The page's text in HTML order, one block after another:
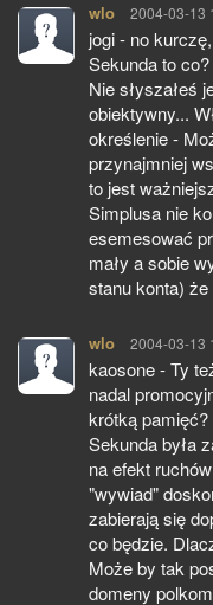
wlo pisze:
2004-03-13
jogi - no
Sekunda to
Nie słyszałeś
obiektywny...
określenie -
przynajmniej
to jest
Simplusa nie
esemesować
mały a sobie
stanu konta) że
wlo pisze:
2004-03-13
kaosone - Ty
nadal
krótką pamięć?
Sekunda była
na efekt
"wywiad"
zabierają się
co będzie.
Może by tak
domeny